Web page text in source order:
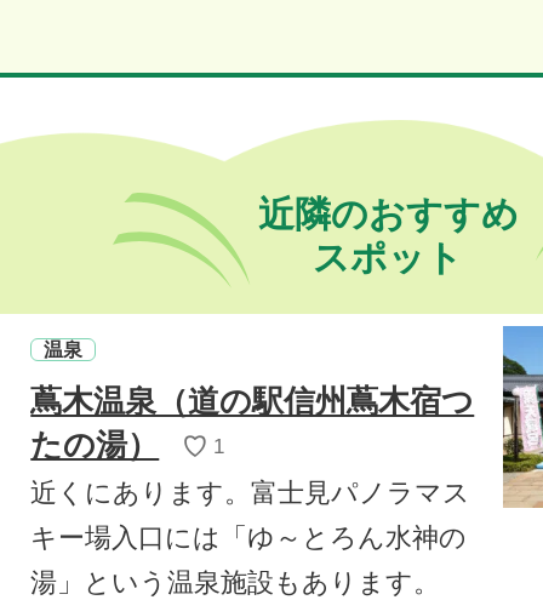
近隣のおすすめ
スポット
温泉
蔦木温泉（道の駅信州蔦木宿つ
たの湯）
♡ 1
近くにあります。富士見パノラマス
キー場入口には「ゆ～とろん水神の
湯」という温泉施設もあります。